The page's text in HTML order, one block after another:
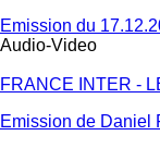
Emission du
Audio-Video
FRANCE INTER -
Emission de Daniel